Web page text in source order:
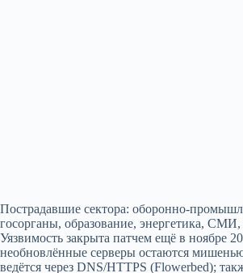
Пострадавшие сектора:
госорганы, образование, энергетика,
Уязвимость закрыта патчем ещё в ноябре
необновлённые серверы остаются
ведётся через DNS/HTTPS (Flowerbed);